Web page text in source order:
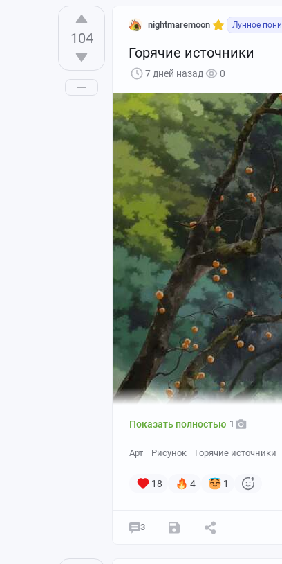
104
nightmaremoon Лунное пони
Горячие источники
7 дней назад 0
Показать полностью 1
Арт Рисунок Горячие источники
18 4 1
3